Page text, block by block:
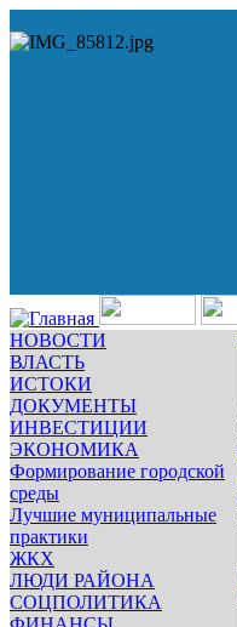
НОВОСТИ
ВЛАСТЬ
ИСТОКИ
ДОКУМЕНТЫ
ИНВЕСТИЦИИ
ЭКОНОМИКА
Формирование городской
среды
Лучшие муниципальные
практики
ЖКХ
ЛЮДИ РАЙОНА
СОЦПОЛИТИКА